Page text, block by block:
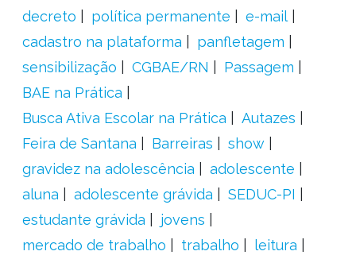
decreto
política permanente
e-mail
cadastro na plataforma
panfletagem
sensibilização
CGBAE/RN
Passagem
BAE na Prática
Busca Ativa Escolar na Prática
Autazes
Feira de Santana
Barreiras
show
gravidez na adolescência
adolescente
aluna
adolescente grávida
SEDUC-PI
estudante grávida
jovens
mercado de trabalho
trabalho
leitura